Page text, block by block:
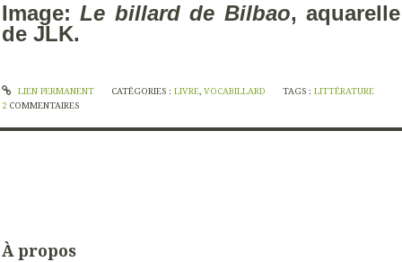
Image:Le billard de Bilbao, aquarelle
de JLK.
LIEN PERMANENT CATÉGORIES : LIVRE, VOCABILLARD TAGS :LITTÉRATURE
2 COMMENTAIRES
À propos